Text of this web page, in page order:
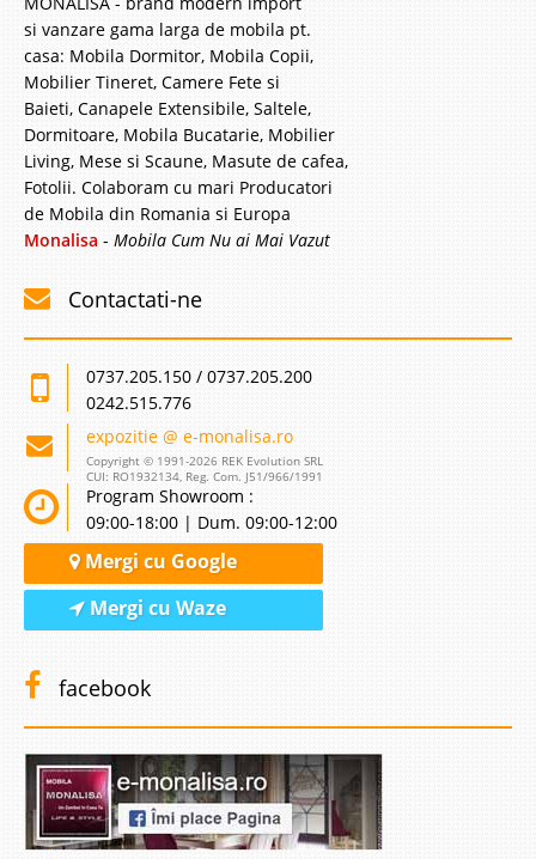
si vanzare gama larga de mobila pt.
casa: Mobila Dormitor, Mobila Copii,
Mobilier Tineret, Camere Fete si
Baieti, Canapele Extensibile, Saltele,
Dormitoare, Mobila Bucatarie, Mobilier
Living, Mese si Scaune, Masute de cafea,
Fotolii. Colaboram cu mari Producatori
de Mobila din Romania si Europa
Monalisa - Mobila Cum Nu ai Mai Vazut
Contactati-ne
0737.205.150 / 0737.205.200
0242.515.776
expozitie @ e-monalisa.ro
Copyright © 1991-2026 REK Evolution SRL
CUI: RO1932134, Reg. Com. J51/966/1991
Program Showroom :
09:00-18:00 | Dum. 09:00-12:00
Mergi cu Google
Mergi cu Waze
facebook